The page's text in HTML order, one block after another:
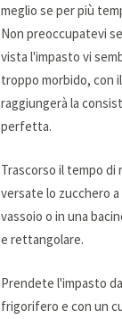
meglio se per più
Non preoccupatevi
vista l'impasto vi
troppo morbido, con
raggiungerà la
perfetta.
Trascorso il tempo di
versate lo zucchero a
vassoio o in una
e rettangolare.
Prendete l'impasto
frigorifero e con un